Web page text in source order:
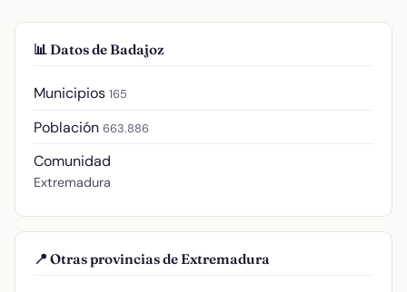
📊 Datos de Badajoz
Municipios 165
Población 663.886
Comunidad
Extremadura
📍 Otras provincias de Extremadura